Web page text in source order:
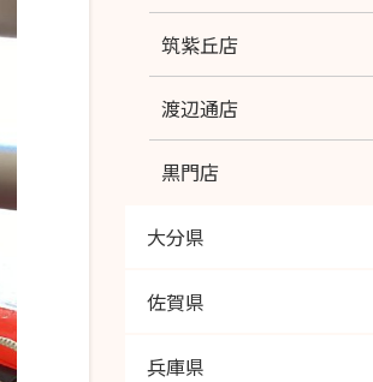
Let’s ヴォルリハ！ 熊本駅店
イオンモール熊本店
八代南店
ゆめタウン八代店
八代高田店
筑紫丘店
渡辺通店
黒門店
大分県
大在店
トキハ医大前店
佐賀県
鳥栖店
兵庫県